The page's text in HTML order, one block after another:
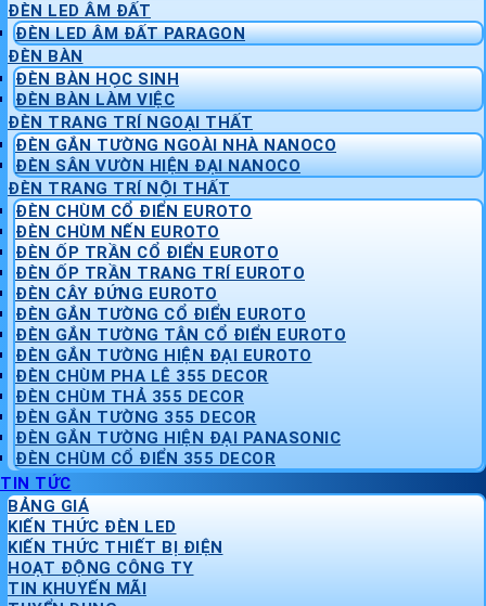
ĐÈN LED ÂM ĐẤT
ĐÈN LED ÂM ĐẤT PARAGON
ĐÈN BÀN
ĐÈN BÀN HỌC SINH
ĐÈN BÀN LÀM VIỆC
ĐÈN TRANG TRÍ NGOẠI THẤT
ĐÈN GẮN TƯỜNG NGOÀI NHÀ NANOCO
ĐÈN SÂN VƯỜN HIỆN ĐẠI NANOCO
ĐÈN TRANG TRÍ NỘI THẤT
ĐÈN CHÙM CỔ ĐIỂN EUROTO
ĐÈN CHÙM NẾN EUROTO
ĐÈN ỐP TRẦN CỔ ĐIỂN EUROTO
ĐÈN ỐP TRẦN TRANG TRÍ EUROTO
ĐÈN CÂY ĐỨNG EUROTO
ĐÈN GẮN TƯỜNG CỔ ĐIỂN EUROTO
ĐÈN GẮN TƯỜNG TÂN CỔ ĐIỂN EUROTO
ĐÈN GẮN TƯỜNG HIỆN ĐẠI EUROTO
ĐÈN CHÙM PHA LÊ 355 DECOR
ĐÈN CHÙM THẢ 355 DECOR
ĐÈN GẮN TƯỜNG 355 DECOR
ĐÈN GẮN TƯỜNG HIỆN ĐẠI PANASONIC
ĐÈN CHÙM CỔ ĐIỂN 355 DECOR
TIN TỨC
BẢNG GIÁ
KIẾN THỨC ĐÈN LED
KIẾN THỨC THIẾT BỊ ĐIỆN
HOẠT ĐỘNG CÔNG TY
TIN KHUYẾN MÃI